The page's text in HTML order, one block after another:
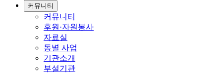
커뮤니티
커뮤니티
후원·자원봉사
자료실
동별 사업
기관소개
부설기관